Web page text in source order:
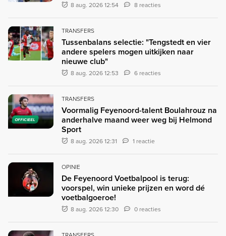
8 aug. 2026 12:54 8 reacties
TRANSFERS
Tussenbalans selectie: "Tengstedt en vier
andere spelers mogen uitkijken naar
nieuwe club"
8 aug. 2026 12:53 6 reacties
OFFICIEEL
TRANSFERS
Voormalig Feyenoord-talent Boulahrouz na
anderhalve maand weer weg bij Helmond
Sport
8 aug. 2026 12:31 1 reactie
OPINIE
De Feyenoord Voetbalpool is terug:
voorspel, win unieke prijzen en word dé
voetbalgoeroe!
8 aug. 2026 12:30 0 reacties